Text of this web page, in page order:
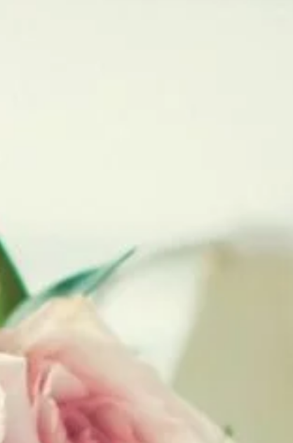
dużej powierzchni oraz przechowywaniu
akcesoriów samochodowych, oraz […]